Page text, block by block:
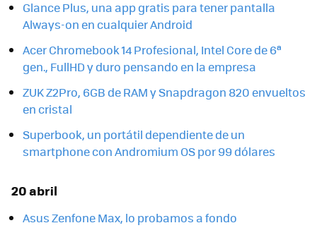
Glance Plus, una app gratis para tener pantalla
Always-on en cualquier Android
Acer Chromebook 14 Profesional, Intel Core de 6ª
gen., FullHD y duro pensando en la empresa
ZUK Z2Pro, 6GB de RAM y Snapdragon 820 envueltos
en cristal
Superbook, un portátil dependiente de un
smartphone con Andromium OS por 99 dólares
20 abril
Asus Zenfone Max, lo probamos a fondo